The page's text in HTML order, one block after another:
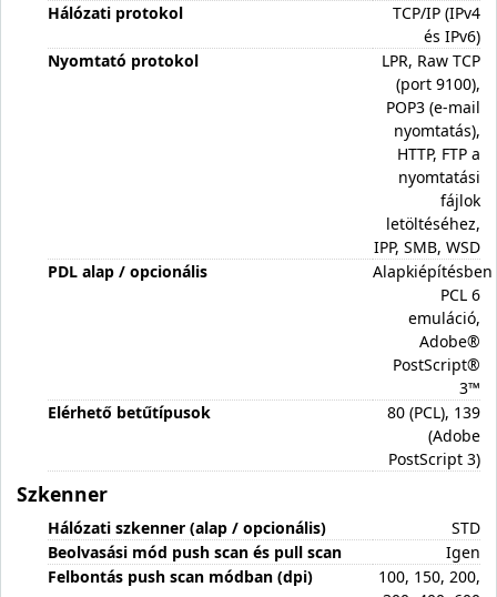
Hálózati protokol
TCP/IP (IPv4
és IPv6)
Nyomtató protokol
LPR, Raw TCP
(port 9100),
POP3 (e-mail
nyomtatás),
HTTP, FTP a
nyomtatási
fájlok
letöltéséhez,
IPP, SMB, WSD
PDL alap / opcionális
Alapkiépítésben
PCL 6
emuláció,
Adobe®
PostScript®
3™
Elérhető betűtípusok
80 (PCL), 139
(Adobe
PostScript 3)
Szkenner
Hálózati szkenner (alap / opcionális)
STD
Beolvasási mód push scan és pull scan
Igen
Felbontás push scan módban (dpi)
100, 150, 200,